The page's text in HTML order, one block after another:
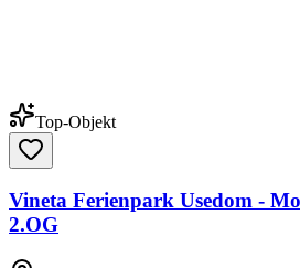
Top-Objekt
Vineta Ferienpark Usedom -
2.OG